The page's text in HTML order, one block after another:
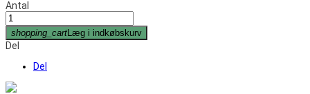
Antal
shopping_cartLæg i indkøbskurv
Del
Del